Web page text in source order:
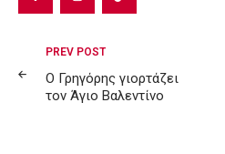
Post
navigation
PREV POST
Ο Γρηγόρης γιορτάζει
τον Άγιο Βαλεντίνο